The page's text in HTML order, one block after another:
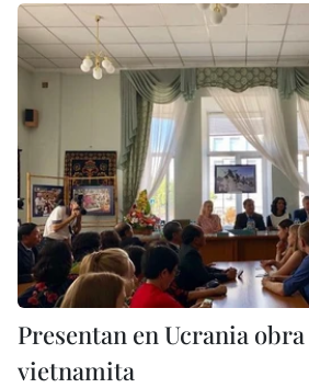
Presentan en Ucrania
vietnamita